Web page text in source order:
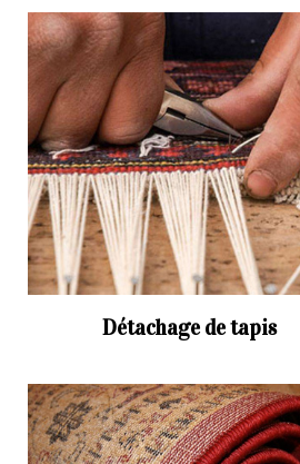
Détachage de tapis